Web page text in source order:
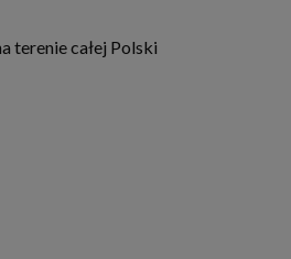
terenie całej Polski